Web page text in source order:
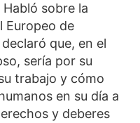
sobre la
Europeo de
que, en el
sería por su
trabajo y cómo
en su día a
y deberes